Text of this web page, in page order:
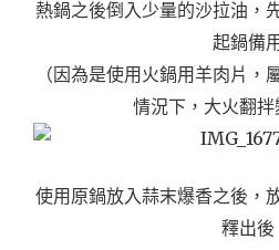
熱鍋之後倒入少量的沙拉油，
起鍋備用
（因為是使用火鍋用羊肉片，
情況下，大火翻拌
使用原鍋放入蒜末爆香之後，
釋出後